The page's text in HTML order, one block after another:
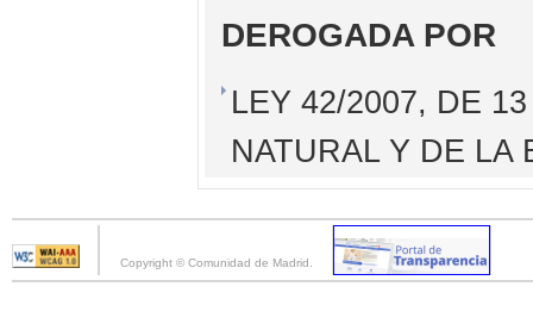
DEROGADA POR
LEY 42/2007, DE
NATURAL Y DE LA
Copyright © Comunidad de Madrid.